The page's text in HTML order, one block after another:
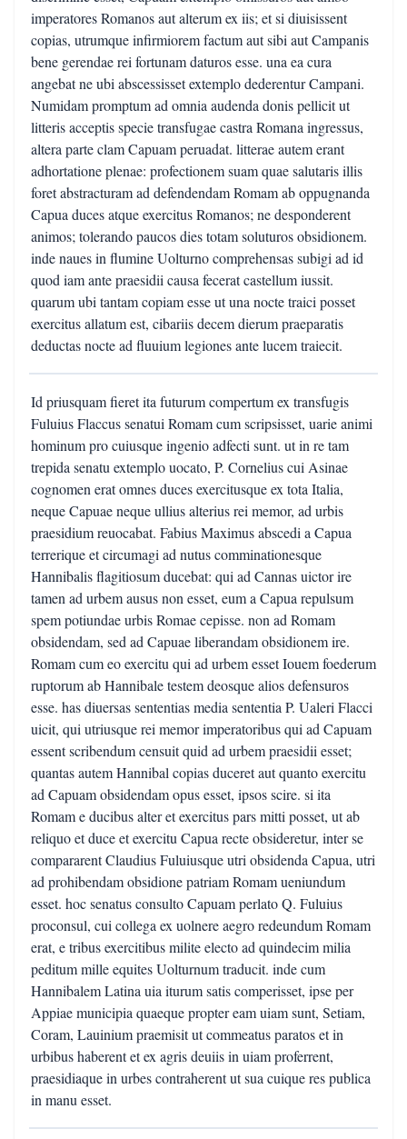
imperatores Romanos aut alterum ex iis; et si diuisissent
copias, utrumque infirmiorem factum aut sibi aut Campanis
bene gerendae rei fortunam daturos esse. una ea cura
angebat ne ubi abscessisset extemplo dederentur Campani.
Numidam promptum ad omnia audenda donis pellicit ut
litteris acceptis specie transfugae castra Romana ingressus,
altera parte clam Capuam peruadat. litterae autem erant
adhortatione plenae: profectionem suam quae salutaris illis
foret abstracturam ad defendendam Romam ab oppugnanda
Capua duces atque exercitus Romanos; ne desponderent
animos; tolerando paucos dies totam soluturos obsidionem.
inde naues in flumine Uolturno comprehensas subigi ad id
quod iam ante praesidii causa fecerat castellum iussit.
quarum ubi tantam copiam esse ut una nocte traici posset
exercitus allatum est, cibariis decem dierum praeparatis
deductas nocte ad fluuium legiones ante lucem traiecit.
Id priusquam fieret ita futurum compertum ex transfugis
Fuluius Flaccus senatui Romam cum scripsisset, uarie animi
hominum pro cuiusque ingenio adfecti sunt. ut in re tam
trepida senatu extemplo uocato, P. Cornelius cui Asinae
cognomen erat omnes duces exercitusque ex tota Italia,
neque Capuae neque ullius alterius rei memor, ad urbis
praesidium reuocabat. Fabius Maximus abscedi a Capua
terrerique et circumagi ad nutus comminationesque
Hannibalis flagitiosum ducebat: qui ad Cannas uictor ire
tamen ad urbem ausus non esset, eum a Capua repulsum
spem potiundae urbis Romae cepisse. non ad Romam
obsidendam, sed ad Capuae liberandam obsidionem ire.
Romam cum eo exercitu qui ad urbem esset Iouem foederum
ruptorum ab Hannibale testem deosque alios defensuros
esse. has diuersas sententias media sententia P. Ualeri Flacci
uicit, qui utriusque rei memor imperatoribus qui ad Capuam
essent scribendum censuit quid ad urbem praesidii esset;
quantas autem Hannibal copias duceret aut quanto exercitu
ad Capuam obsidendam opus esset, ipsos scire. si ita
Romam e ducibus alter et exercitus pars mitti posset, ut ab
reliquo et duce et exercitu Capua recte obsideretur, inter se
compararent Claudius Fuluiusque utri obsidenda Capua, utri
ad prohibendam obsidione patriam Romam ueniundum
esset. hoc senatus consulto Capuam perlato Q. Fuluius
proconsul, cui collega ex uolnere aegro redeundum Romam
erat, e tribus exercitibus milite electo ad quindecim milia
peditum mille equites Uolturnum traducit. inde cum
Hannibalem Latina uia iturum satis comperisset, ipse per
Appiae municipia quaeque propter eam uiam sunt, Setiam,
Coram, Lauinium praemisit ut commeatus paratos et in
urbibus haberent et ex agris deuiis in uiam proferrent,
praesidiaque in urbes contraherent ut sua cuique res publica
in manu esset.